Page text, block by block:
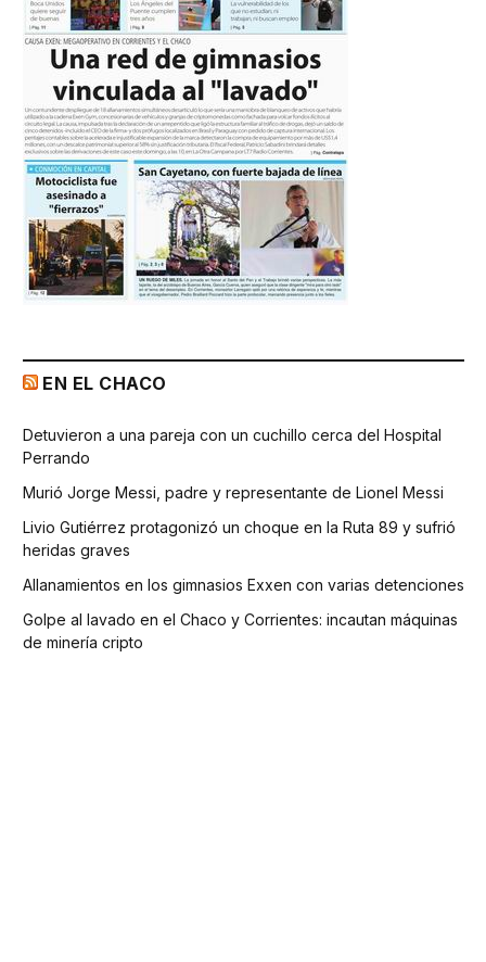
EN EL CHACO
Detuvieron a una pareja con un cuchillo cerca del Hospital
Perrando
Murió Jorge Messi, padre y representante de Lionel Messi
Livio Gutiérrez protagonizó un choque en la Ruta 89 y sufrió
heridas graves
Allanamientos en los gimnasios Exxen con varias detenciones
Golpe al lavado en el Chaco y Corrientes: incautan máquinas
de minería cripto